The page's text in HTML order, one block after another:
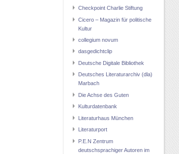
Checkpoint Charlie Stiftung
Cicero – Magazin für politische
Kultur
collegium novum
dasgedichtclip
Deutsche Digitale Bibliothek
Deutsches Literaturarchiv (dla)
Marbach
Die Achse des Guten
Kulturdatenbank
Literaturhaus München
Literaturport
P.E.N Zentrum
deutschsprachiger Autoren im